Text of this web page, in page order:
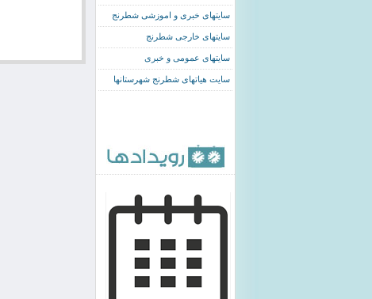
سایتهای خبری و اموزشی شطرنج
سایتهای خارجی شطرنج
سایتهای عمومی و خبری
سایت هیاتهای شطرنج شهرستانها